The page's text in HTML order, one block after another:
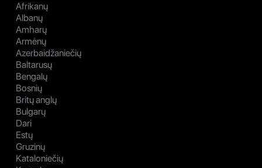
Afrikanų
Albanų
Amharų
Armėnų
Azerbaidžaniečių
Baltarusų
Bengalų
Bosnių
Britų anglų
Bulgarų
Dari
Estų
Gruzinų
Kataloniečių